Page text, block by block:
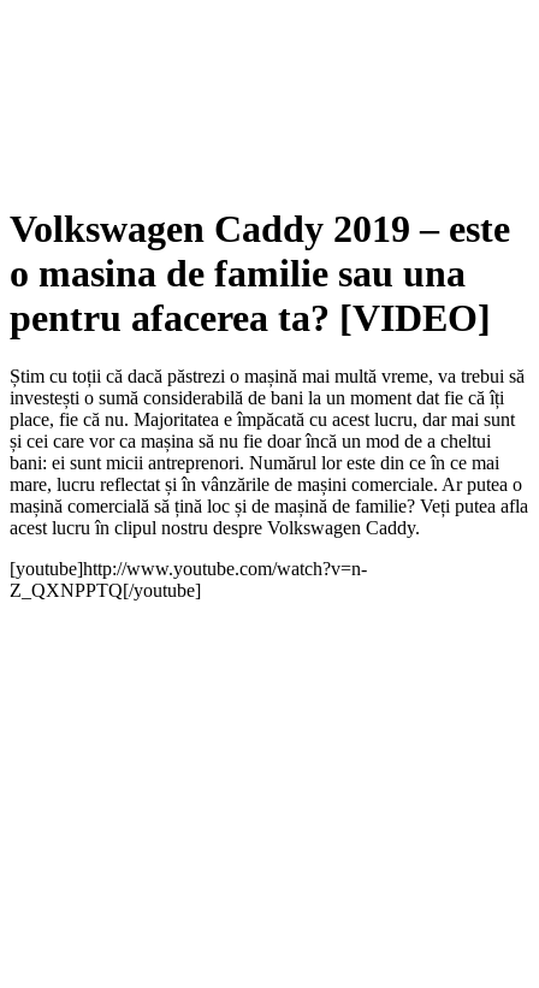
Volkswagen Caddy 2019 – este
o masina de familie sau una
pentru afacerea ta? [VIDEO]
Știm cu toții că dacă păstrezi o mașină mai multă vreme, va trebui să
investești o sumă considerabilă de bani la un moment dat fie că îți
place, fie că nu. Majoritatea e împăcată cu acest lucru, dar mai sunt
și cei care vor ca mașina să nu fie doar încă un mod de a cheltui
bani: ei sunt micii antreprenori. Numărul lor este din ce în ce mai
mare, lucru reflectat și în vânzările de mașini comerciale. Ar putea o
mașină comercială să țină loc și de mașină de familie? Veți putea afla
acest lucru în clipul nostru despre Volkswagen Caddy.
[youtube]http://www.youtube.com/watch?v=n-
Z_QXNPPTQ[/youtube]